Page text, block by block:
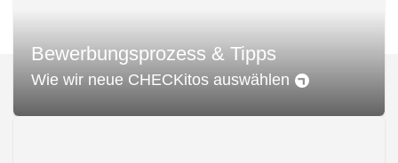
Bewerbungsprozess & Tipps
Wie wir neue CHECKitos auswählen